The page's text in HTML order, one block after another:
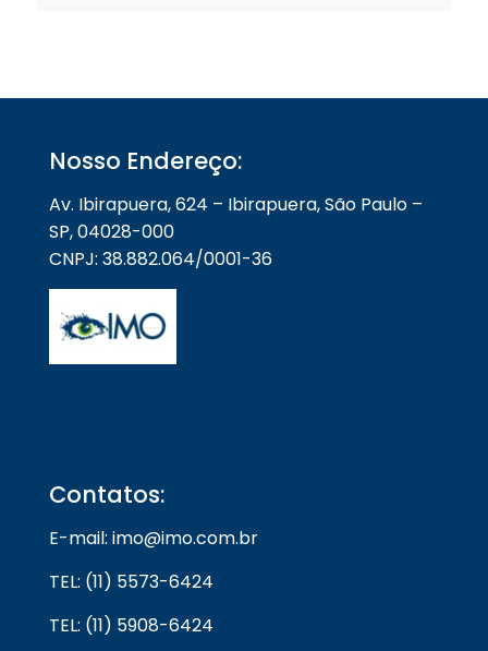
Nosso Endereço:
Av. Ibirapuera, 624 – Ibirapuera, São Paulo –
SP, 04028-000
CNPJ: 38.882.064/0001-36
Contatos:
E-mail: imo@imo.com.br
TEL: (11) 5573-6424
TEL: (11) 5908-6424